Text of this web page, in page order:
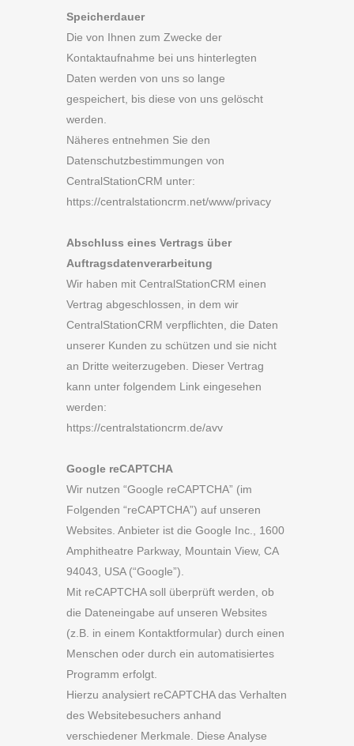
Speicherdauer
Die von Ihnen zum Zwecke der
Kontaktaufnahme bei uns hinterlegten
Daten werden von uns so lange
gespeichert, bis diese von uns gelöscht
werden.
Näheres entnehmen Sie den
Datenschutzbestimmungen von
CentralStationCRM unter:
https://centralstationcrm.net/www/privacy
Abschluss eines Vertrags über
Auftragsdatenverarbeitung
Wir haben mit CentralStationCRM einen
Vertrag abgeschlossen, in dem wir
CentralStationCRM verpflichten, die Daten
unserer Kunden zu schützen und sie nicht
an Dritte weiterzugeben. Dieser Vertrag
kann unter folgendem Link eingesehen
werden:
https://centralstationcrm.de/avv
Google reCAPTCHA
Wir nutzen “Google reCAPTCHA” (im
Folgenden “reCAPTCHA”) auf unseren
Websites. Anbieter ist die Google Inc., 1600
Amphitheatre Parkway, Mountain View, CA
94043, USA (“Google”).
Mit reCAPTCHA soll überprüft werden, ob
die Dateneingabe auf unseren Websites
(z.B. in einem Kontaktformular) durch einen
Menschen oder durch ein automatisiertes
Programm erfolgt.
Hierzu analysiert reCAPTCHA das Verhalten
des Websitebesuchers anhand
verschiedener Merkmale. Diese Analyse